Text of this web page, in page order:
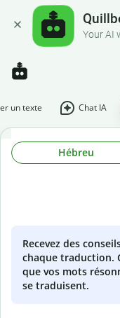
Your AI
un texte Chat IA
Hébreu
Recevez des
chaque traduction.
que vos mots
se traduisent.